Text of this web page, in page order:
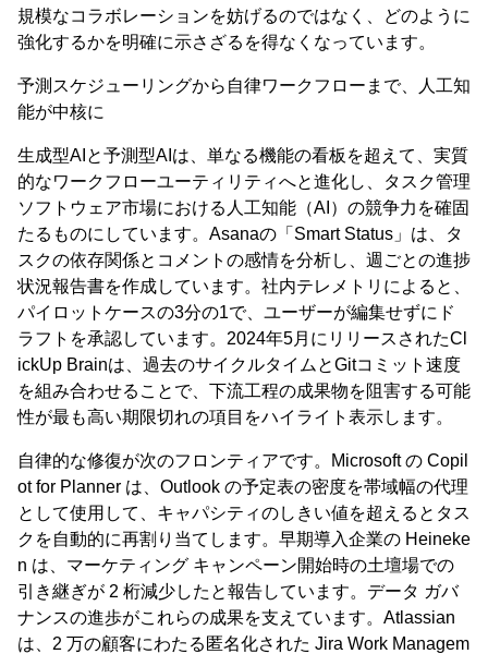
規模なコラボレーションを妨げるのではなく、どのように
強化するかを明確に示さざるを得なくなっています。
予測スケジューリングから自律ワークフローまで、人工知
能が中核に
生成型AIと予測型AIは、単なる機能の看板を超えて、実質
的なワークフローユーティリティへと進化し、タスク管理
ソフトウェア市場における人工知能（AI）の競争力を確固
たるものにしています。Asanaの「Smart Status」は、タ
スクの依存関係とコメントの感情を分析し、週ごとの進捗
状況報告書を作成しています。社内テレメトリによると、
パイロットケースの3分の1で、ユーザーが編集せずにド
ラフトを承認しています。2024年5月にリリースされたCl
ickUp Brainは、過去のサイクルタイムとGitコミット速度
を組み合わせることで、下流工程の成果物を阻害する可能
性が最も高い期限切れの項目をハイライト表示します。
自律的な修復が次のフロンティアです。Microsoft の Copil
ot for Planner は、Outlook の予定表の密度を帯域幅の代理
として使用して、キャパシティのしきい値を超えるとタス
クを自動的に再割り当てします。早期導入企業の Heineke
n は、マーケティング キャンペーン開始時の土壇場での
引き継ぎが 2 桁減少したと報告しています。データ ガバ
ナンスの進歩がこれらの成果を支えています。Atlassian
は、2 万の顧客にわたる匿名化された Jira Work Managem